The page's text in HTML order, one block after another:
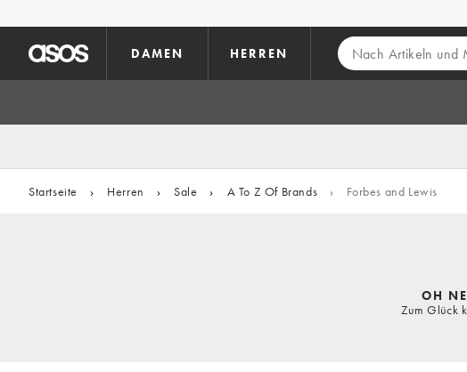
DAMEN HERREN
Startseite › Herren › Sale › A To Z Of Brands › Forbes and Lewis
OH
Zum Glück